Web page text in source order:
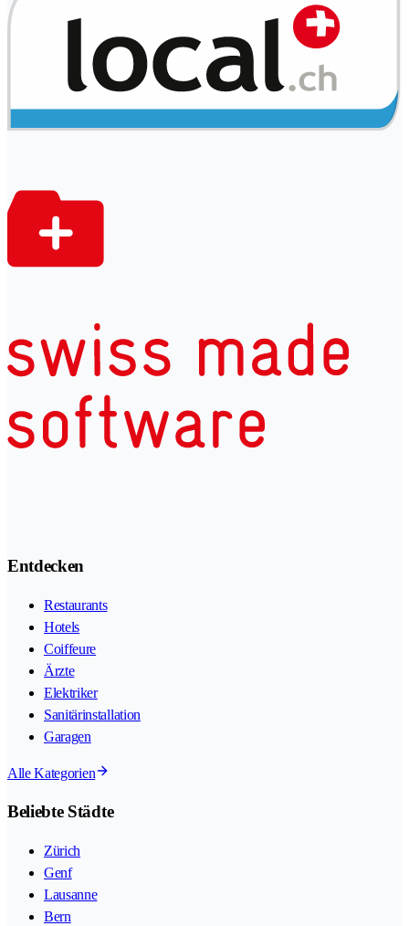
Entdecken
Restaurants
Hotels
Coiffeure
Ärzte
Elektriker
Sanitärinstallation
Garagen
Alle Kategorien
Beliebte Städte
Zürich
Genf
Lausanne
Bern